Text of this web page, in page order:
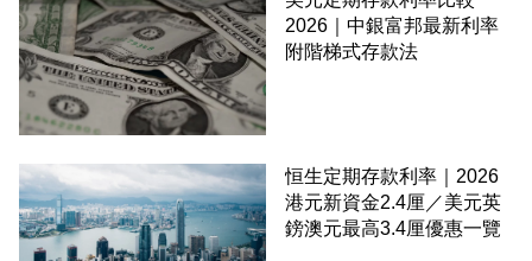
2026｜中銀富邦最新利率
附階梯式存款法
恒生定期存款利率｜2026
港元新資金2.4厘／美元英
鎊澳元最高3.4厘優惠一覽